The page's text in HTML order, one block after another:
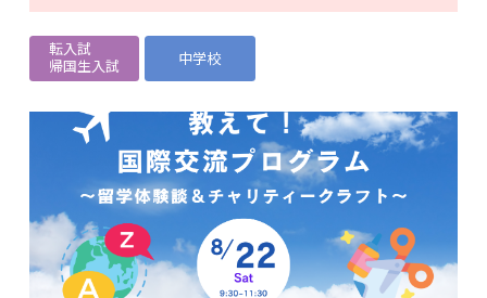
転入試
帰国生入試
中学校